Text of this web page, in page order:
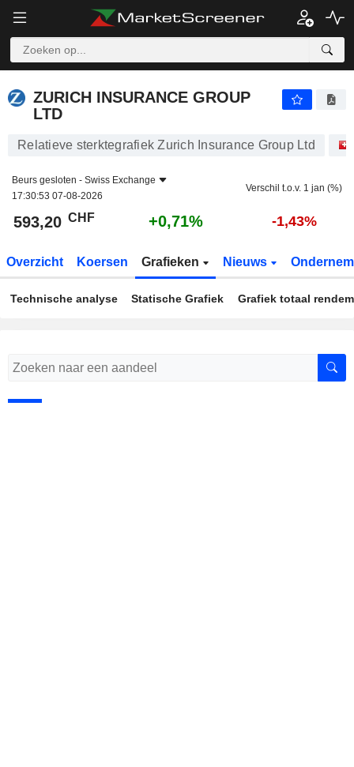
ZURICH INSURANCE GROUP
LTD
Relatieve sterktegrafiek Zurich Insurance Group Ltd
Beurs gesloten - Swiss Exchange
17:30:53 07-08-2026
Verschil t.o.v. 1 jan (%)
593,20 CHF +0,71% -1,43%
Overzicht Koersen Grafieken Nieuws
Technische analyse Statische Grafiek Grafiek totaal